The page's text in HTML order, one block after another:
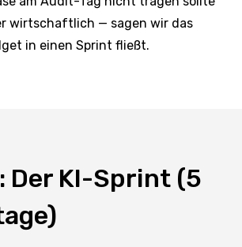
wirtschaftlich — sagen wir das
in einen Sprint fließt.
Der KI-Sprint (5